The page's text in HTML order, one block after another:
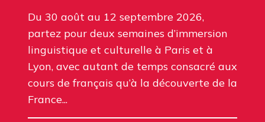
Du 30 août au 12 septembre 2026,
partez pour deux semaines d’immersion
linguistique et culturelle à Paris et à
Lyon, avec autant de temps consacré aux
cours de français qu’à la découverte de la
France...